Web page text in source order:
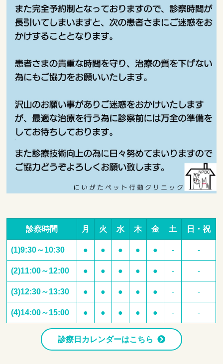
診察時間 月 火 水 木 金 土 日・祝
(1)9:30～10:30 ● ● ● ● ● - -
(2)11:00～12:00 ● ● ● ● ● - -
(3)12:30～13:30 ● ● ● ● ● - -
(4)14:00～15:00 ● ● ● ● ● - -
診療日カレンダーはこちら